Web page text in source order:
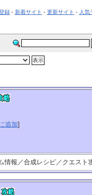
録 - 新着サイト - 更新サイト - 人
追加]
情報／合成レシピ／クエス